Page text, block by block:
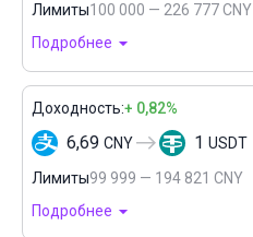
Лимиты100 000 — 226 777 CNY
Подробнее
Доходность:+ 0,82%
6,69 CNY 1 USDT
Лимиты99 999 — 194 821 CNY
Подробнее